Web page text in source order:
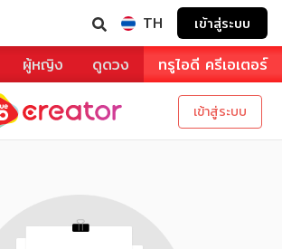
TH เข้าสู่ระบบ
ผู้หญิง ดูดวง ทรูไอดี ครีเอเตอร์
เข้าสู่ระบบ